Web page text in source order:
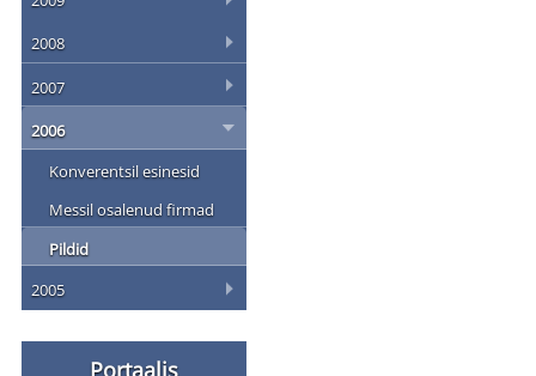
2008
2007
2006
Konverentsil esinesid
Messil osalenud firmad
Pildid
2005
Portaalis